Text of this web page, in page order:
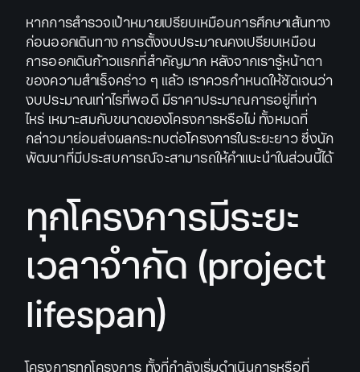
หากการสำรวจเป้าหมายเปรียบเหมือนการศึกษาเส้นทาง
ก่อนออกเดินทาง การตั้งงบประมาณคงเปรียบเหมือน
การออกเดินก้าวแรกที่สำคัญมาก หลังจากเรารู้หน้าตา
ของความสำเร็จคร่าว ๆ แล้ว เราควรกำหนดให้ชัดเจนว่า
งบประมาณเท่าไรที่พอดี มีราคาประมาณการอยู่ที่เท่า
ไหร่ เหมาะสมกับขนาดของโครงการหรือไม่ ทั้งหมดที่
กล่าวมาย่อมส่งผลกระทบต่อโครงการในระยะยาว ซึ่งนัก
พัฒนาที่มีประสบการณ์จะสามารถให้คำแนะนำในส่วนนี้ได้
ทุกโครงการมีระยะ
เวลาจำกัด (project
lifespan)
โครงการทุกโครงการ ทั้งที่กำลังเริ่มดำเนินการหรือที่